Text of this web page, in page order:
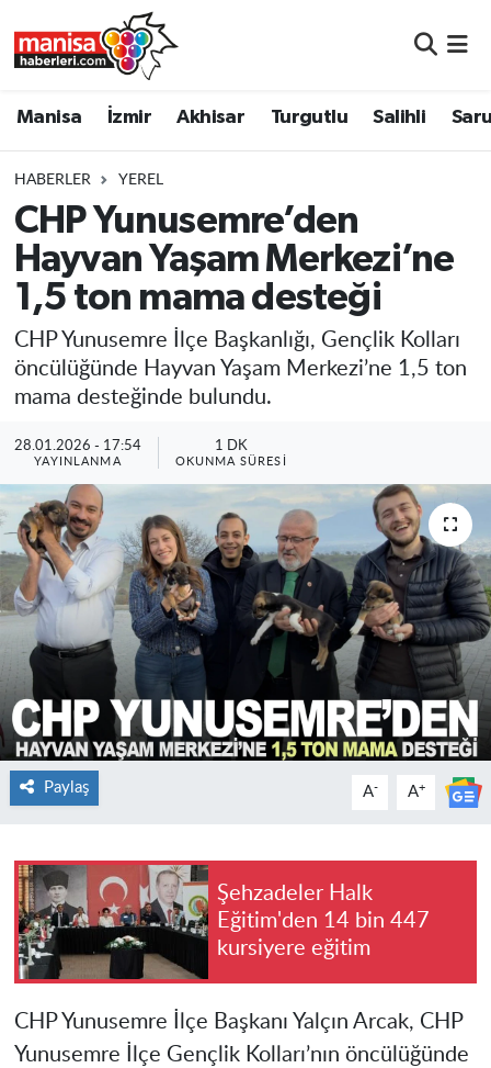
Manisa İzmir Akhisar Turgutlu Salihli
HABERLER YEREL
CHP Yunusemre’den
Hayvan Yaşam Merkezi’ne
1,5 ton mama desteği
CHP Yunusemre İlçe Başkanlığı, Gençlik Kolları
öncülüğünde Hayvan Yaşam Merkezi’ne 1,5 ton
mama desteğinde bulundu.
28.01.2026 - 17:54
YAYINLANMA
1 DK
OKUNMA SÜRESI
Paylaş A- A+
Şehzadeler Halk
Eğitim'den 14 bin 447
kursiyere eğitim
CHP Yunusemre İlçe Başkanı Yalçın Arcak, CHP
Yunusemre İlçe Gençlik Kolları’nın öncülüğünde
Turgutlu
Salihli
Saruhanlı
Resmi İlanlar
Manisa Nöbetçi Eczaneler
Manisa Trafik Yoğunluk Haritası
Süper Lig Puan Durumu ve Fikstür
Tüm Manşetler
Haber Arşivi